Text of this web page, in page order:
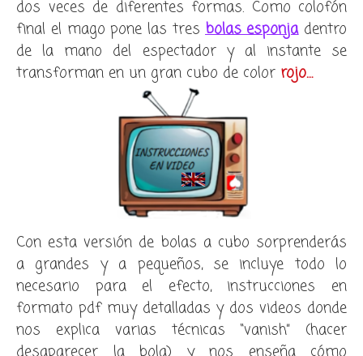
dos veces de diferentes formas. Como colofón
final el mago pone las tresbolas esponjadentro
de la mano del espectador y al instante se
transforman en un gran cubo de color rojo…
Con esta versión de bolas a cubo sorprenderás
a grandes y a pequeños, se incluye todo lo
necesario para el efecto, instrucciones en
formato pdf muy detalladas y dos videos donde
nos explica varias técnicas “vanish” (hacer